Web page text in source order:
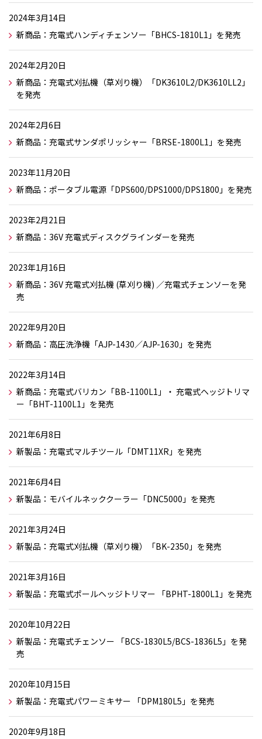
2024年3月14日
新商品：充電式ハンディチェンソー「BHCS-1810L1」を発売
2024年2月20日
新商品：充電式刈払機（草刈り機）「DK3610L2/DK3610LL2」
を発売
2024年2月6日
新商品：充電式サンダポリッシャー「BRSE-1800L1」を発売
2023年11月20日
新商品：ポータブル電源「DPS600/DPS1000/DPS1800」を発売
2023年2月21日
新商品：36V 充電式ディスクグラインダーを発売
2023年1月16日
新商品：36V 充電式刈払機 (草刈り機) ／充電式チェンソーを発
売
2022年9月20日
新商品：高圧洗浄機「AJP-1430／AJP-1630」を発売
2022年3月14日
新商品：充電式バリカン「BB-1100L1」・ 充電式ヘッジトリマ
ー「BHT-1100L1」を発売
2021年6月8日
新製品：充電式マルチツール「DMT11XR」を発売
2021年6月4日
新製品：モバイルネッククーラー「DNC5000」を発売
2021年3月24日
新製品：充電式刈払機（草刈り機）「BK-2350」を発売
2021年3月16日
新製品：充電式ポールヘッジトリマー 「BPHT-1800L1」を発売
2020年10月22日
新製品：充電式チェンソー 「BCS-1830L5/BCS-1836L5」を発
売
2020年10月15日
新製品：充電式パワーミキサー 「DPM180L5」を発売
2020年9月18日